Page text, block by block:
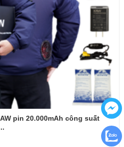
pin 20.000mAh công suất